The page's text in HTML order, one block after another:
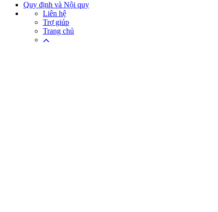
Quy định và Nội quy
Liên hệ
Trợ giúp
Trang chủ